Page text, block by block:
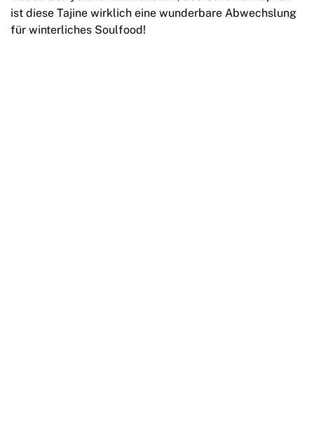
ist diese Tajine wirklich eine wunderbare Abwechslung
für winterliches Soulfood!